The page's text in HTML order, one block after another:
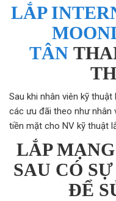
LẮP
TÂN
Sau khi nhân viên kỹ
các ưu đãi theo như nhân
tiền mặt cho NV kỹ thuật
LẮP
SAU CÓ
ĐỂ